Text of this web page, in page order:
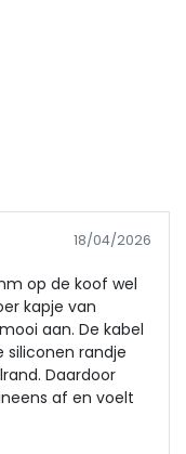
18/04/2026
op de koof wel
kapje van
aan. De kabel
siliconen randje
Daardoor
af en voelt